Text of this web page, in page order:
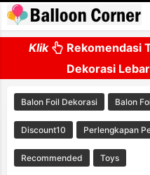
Skip to
Klik
Rekomendasi
Dekorasi
Balon Foil Dekorasi Balon
Discount10 Perlengkapan
Recommended Toys